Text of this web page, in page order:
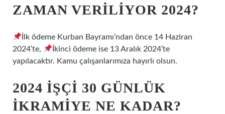
ZAMAN VERILIYOR 2024?
İlk ödeme Kurban Bayramı’ndan önce 14 Haziran
2024’te,
İkinci ödeme ise 13 Aralık 2024’te
yapılacaktır. Kamu çalışanlarımıza hayırlı olsun.
2024 IŞÇI 30 GÜNLÜK
IKRAMIYE NE KADAR?